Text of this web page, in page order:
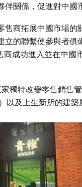
關係，促進對中國
商拓展中國市場
的聯繫使參與者
成功進入並在中
獨特改變零售銷售
及上生新所的建築